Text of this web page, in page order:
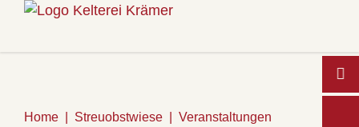
Home Streuobstwiese Veranstaltungen